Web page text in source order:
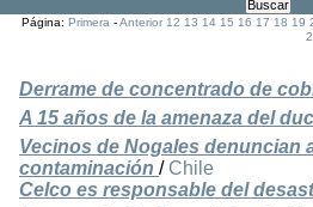
Página:Primera -Anterior 12 13 14 15 16 17 18 19
Derrame de concentrado de
A 15 años de la amenaza del
Vecinos de Nogales denuncian
contaminación / Chile
Celco es responsable del